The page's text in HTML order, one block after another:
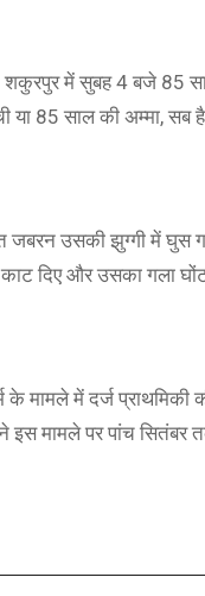
! शकुरपुर में सुबह 4 बजे 85
85 साल की अम्मा, सब
जबरन उसकी झुग्गी में घुस
दिए और उसका गला
के मामले में दर्ज प्राथमिकी
मामले पर पांच सितंबर तक